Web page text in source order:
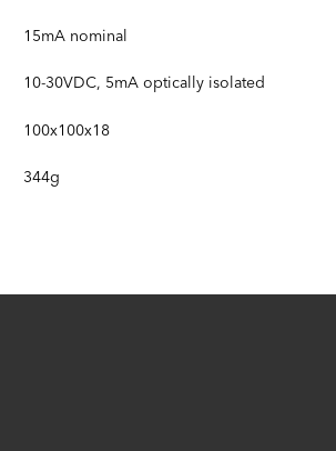
15mA nominal
10-30VDC, 5mA optically isolated
100x100x18
344g